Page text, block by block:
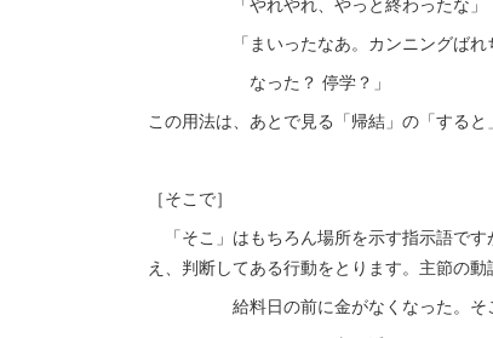
「まいったなあ。カンニングばれち
なった？ 停学？」
この用法は、あとで見る「帰結」の「すると
［そこで］
「そこ」はもちろん場所を示す指示語で
え、判断してある行動をとります。主節の
給料日の前に金がなくなった。そこ